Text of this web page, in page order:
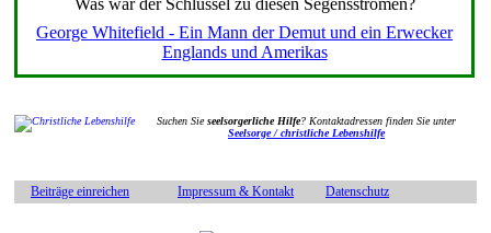
Was war der Schlüssel zu diesen Segensströmen?
George Whitefield - Ein Mann der Demut und ein Erwecker
Englands und Amerikas
Suchen Sieseelsorgerliche Hilfe? Kontaktadressen finden Sie unter
Seelsorge / christliche Lebenshilfe
Beiträge einreichen Impressum & Kontakt Datenschutz